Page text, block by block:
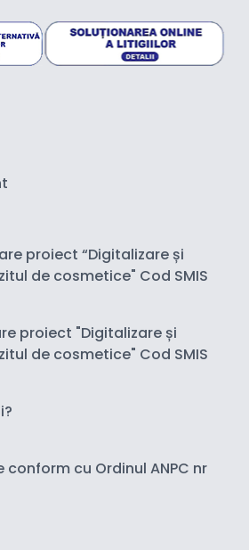
proiect “Digitalizare și
de cosmetice" Cod SMIS
proiect "Digitalizare și
de cosmetice" Cod SMIS
cu Ordinul ANPC nr